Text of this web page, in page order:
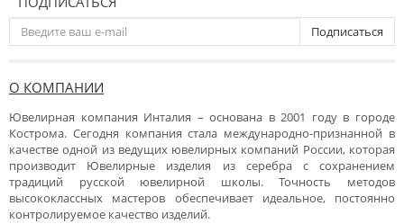
Подписаться
О КОМПАНИИ
Ювелирная компания Инталия – основана в 2001 году в городе
Кострома. Сегодня компания стала международно-признанной в
качестве одной из ведущих ювелирных компаний России, которая
производит Ювелирные изделия из серебра с сохранением
традиций русской ювелирной школы. Точность методов
высококлассных мастеров обеспечивает идеальное, постоянно
контролируемое качество изделий.